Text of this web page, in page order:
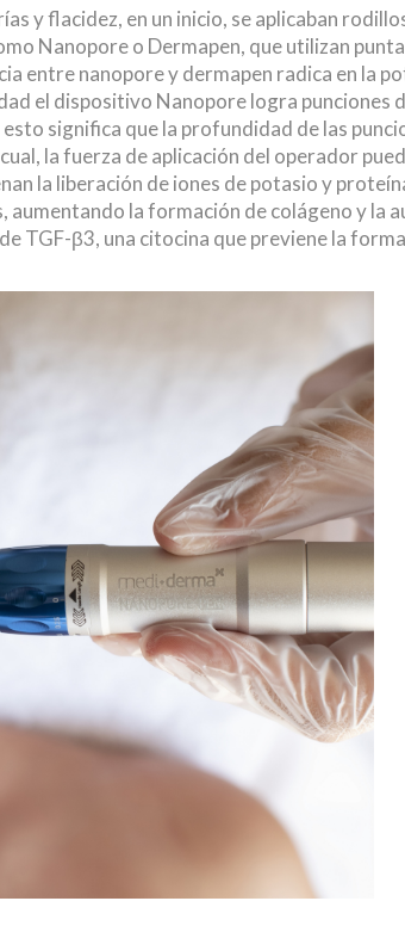
y flacidez, en un inicio, se aplicaban
Nanopore o Dermapen, que utilizan
entre nanopore y dermapen radica en la
el dispositivo Nanopore logra punciones
significa que la profundidad de las
la fuerza de aplicación del operador
la liberación de iones de potasio y
la formación de colágeno y la
TGF-β3, una citocina que previene la